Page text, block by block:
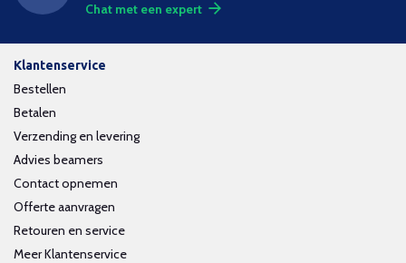
Chat met een expert
Klantenservice
Bestellen
Betalen
Verzending en levering
Advies beamers
Contact opnemen
Offerte aanvragen
Retouren en service
Meer Klantenservice